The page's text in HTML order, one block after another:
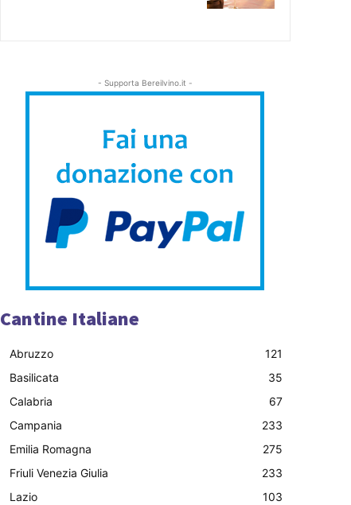
- Supporta Bereilvino.it -
Cantine Italiane
Abruzzo
121
Basilicata
35
Calabria
67
Campania
233
Emilia Romagna
275
Friuli Venezia Giulia
233
Lazio
103